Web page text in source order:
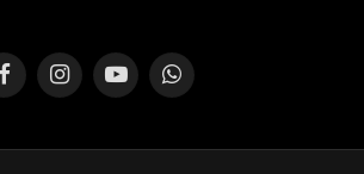
FacebookInstagramYouTubeWhatsApp